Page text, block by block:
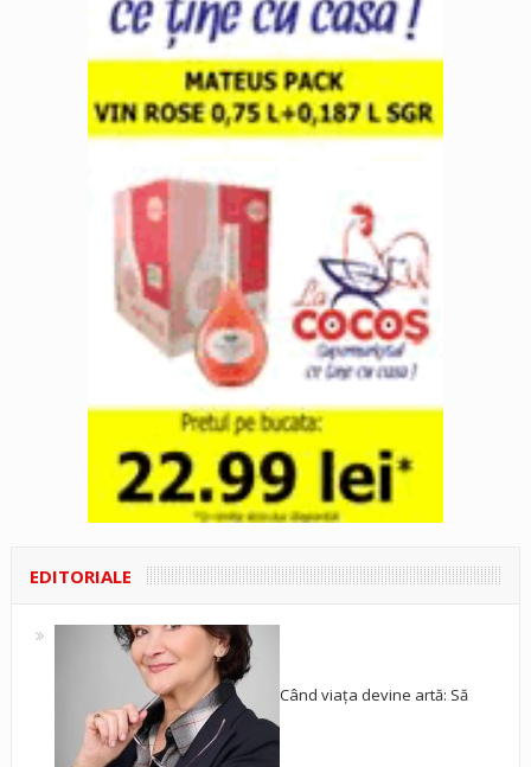
EDITORIALE
Când viața devine artă: Să